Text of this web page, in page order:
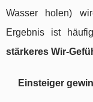
Wasser holen)
Ergebnis ist
stärkeres Wir-
Einsteiger